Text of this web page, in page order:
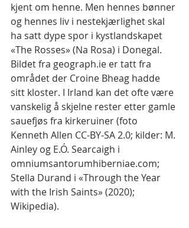
kjent om henne. Men hennes bønner
og hennes liv i nestekjærlighet skal
ha satt dype spor i kystlandskapet
«The Rosses» (Na Rosa) i Donegal.
Bildet fra geograph.ie er tatt fra
området der Croine Bheag hadde
sitt kloster. I Irland kan det ofte være
vanskelig å skjelne rester etter gamle
sauefjøs fra kirkeruiner (foto
Kenneth Allen CC-BY-SA 2.0; kilder: M.
Ainley og E.Ó. Searcaigh i
omniumsantorumhiberniae.com;
Stella Durand i «Through the Year
with the Irish Saints» (2020);
Wikipedia).